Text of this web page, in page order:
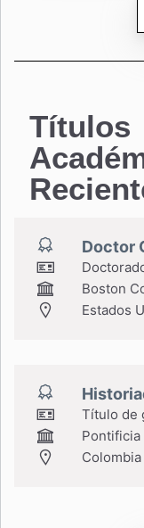
Títulos
Doctor
Boston
Estados
Título de
Pontificia
Colombia